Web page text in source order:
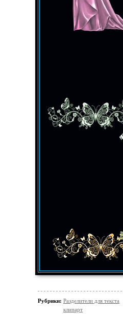
Рубрики: Разделители для текста
клипарт